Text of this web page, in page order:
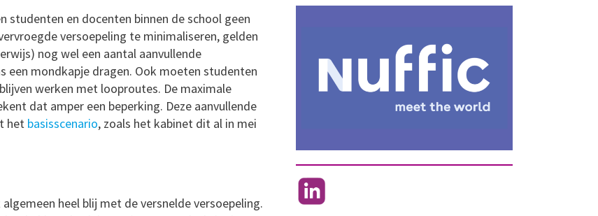
studenten en docenten binnen de school geen
versoepeling te minimaliseren, gelden
nog wel een aantal aanvullende
mondkapje dragen. Ook moeten studenten
werken met looproutes. De maximale
dat amper een beperking. Deze aanvullende
het basisscenario, zoals het kabinet dit al in mei
heel blij met de versnelde versoepeling.